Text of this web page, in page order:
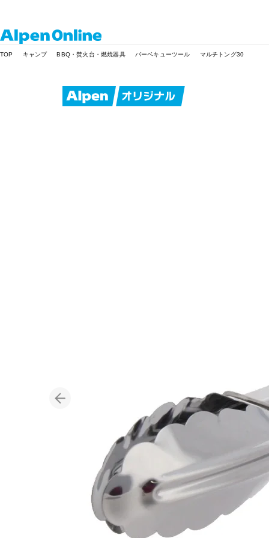
Online
TOP キャンプ BBQ・焚火台・燃焼器具 バーベキューツール マルチトング30